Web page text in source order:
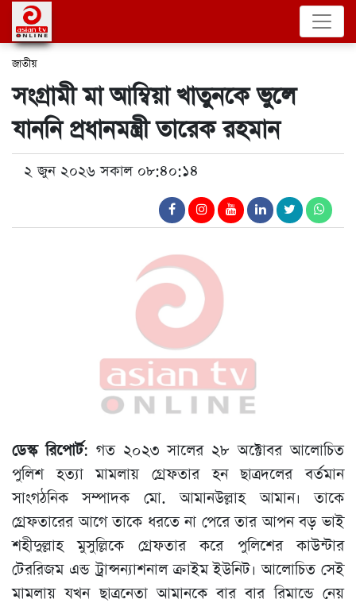
জাতীয়
সংগ্রামী মা আম্বিয়া খাতুনকে ভুলে
যাননি প্রধানমন্ত্রী তারেক রহমান
২ জুন ২০২৬ সকাল ০৮:৪০:১৪
ডেস্ক রিপোর্ট: গত ২০২৩ সালের ২৮ অক্টোবর আলোচিত
পুলিশ হত্যা মামলায় গ্রেফতার হন ছাত্রদলের বর্তমান
সাংগঠনিক সম্পাদক মো. আমানউল্লাহ আমান। তাকে
গ্রেফতারের আগে তাকে ধরতে না পেরে তার আপন বড় ভাই
শহীদুল্লাহ মুসুল্লিকে গ্রেফতার করে পুলিশের কাউন্টার
টেররিজম এন্ড ট্রান্সন্যাশনাল ক্রাইম ইউনিট। আলোচিত সেই
মামলায় যখন ছাত্রনেতা আমানকে বার বার রিমান্ডে নেয়